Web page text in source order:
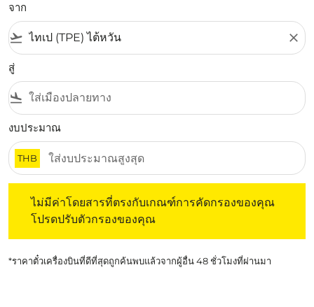
จาก
flight_takeoff close
สู่
flight_land
งบประมาณ
THB
ไม่มีค่าโดยสารที่ตรงกับเกณฑ์การคัดกรองของคุณ
โปรดปรับตัวกรองของคุณ
*ราคาตั๋วเครื่องบินที่ดีที่สุดถูกค้นพบแล้วจากผู้อื่น 48 ชั่วโมงที่ผ่านมา